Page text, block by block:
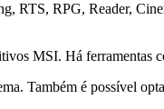
RTS, RPG, Reader,
MSI. Há ferramentas
Também é possível